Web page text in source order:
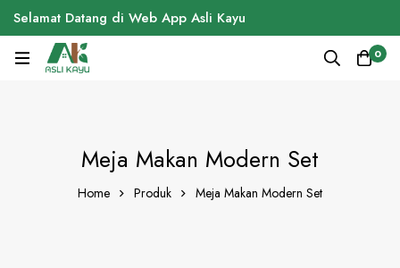
Selamat Datang di Web App Asli Kayu
0
Meja Makan Modern Set
Home Produk Meja Makan Modern Set